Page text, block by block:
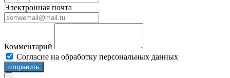
Электронная почта
Комментарий
Согласие на обработку персональных данных
отправить